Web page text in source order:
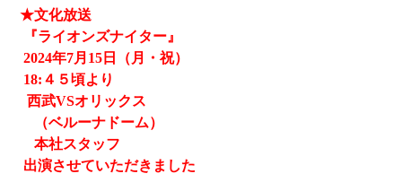
★文化放送
『ライオンズナイター』
2024年7月15日（月・祝）
18:４５頃より
西武VSオリックス
（ベルーナドーム）
本社スタッフ
出演させていただきました